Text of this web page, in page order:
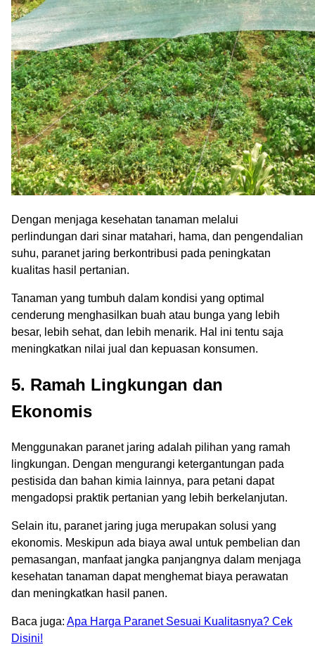
Dengan menjaga kesehatan tanaman melalui
perlindungan dari sinar matahari, hama, dan pengendalian
suhu, paranet jaring berkontribusi pada peningkatan
kualitas hasil pertanian.
Tanaman yang tumbuh dalam kondisi yang optimal
cenderung menghasilkan buah atau bunga yang lebih
besar, lebih sehat, dan lebih menarik. Hal ini tentu saja
meningkatkan nilai jual dan kepuasan konsumen.
5. Ramah Lingkungan dan
Ekonomis
Menggunakan paranet jaring adalah pilihan yang ramah
lingkungan. Dengan mengurangi ketergantungan pada
pestisida dan bahan kimia lainnya, para petani dapat
mengadopsi praktik pertanian yang lebih berkelanjutan.
Selain itu, paranet jaring juga merupakan solusi yang
ekonomis. Meskipun ada biaya awal untuk pembelian dan
pemasangan, manfaat jangka panjangnya dalam menjaga
kesehatan tanaman dapat menghemat biaya perawatan
dan meningkatkan hasil panen.
Baca juga: Apa Harga Paranet Sesuai Kualitasnya? Cek
Disini!